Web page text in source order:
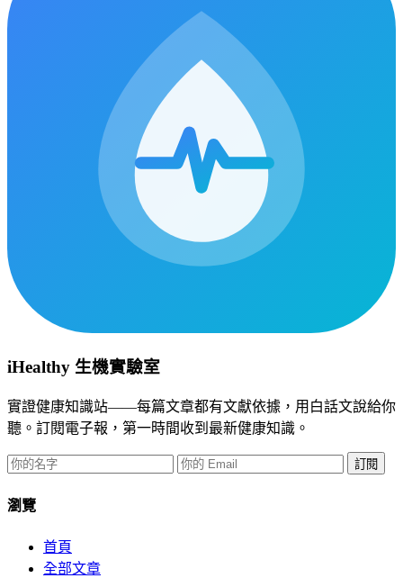
iHealthy 生機實驗室
實證健康知識站——每篇文章都有文獻依據，用白話文說給你
聽。訂閱電子報，第一時間收到最新健康知識。
訂閱
瀏覽
首頁
全部文章